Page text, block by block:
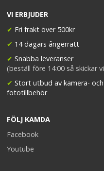
VI ERBJUDER
✔ Fri frakt över 500kr
✔ 14 dagars ångerrätt
✔ Snabba leveranser
(beställ före 14:00 så skickar
✔ Stort utbud av kamera- och
fototillbehör
FÖLJ KAMDA
Facebook
Youtube